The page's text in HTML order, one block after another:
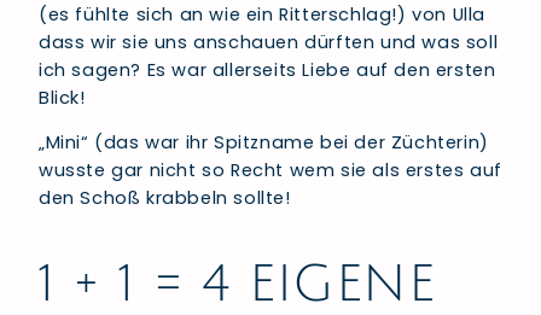
(es fühlte sich an wie ein Ritterschlag!) von Ulla
dass wir sie uns anschauen dürften und was soll
ich sagen? Es war allerseits Liebe auf den ersten
Blick!
„Mini“ (das war ihr Spitzname bei der Züchterin)
wusste gar nicht so Recht wem sie als erstes auf
den Schoß krabbeln sollte!
1 + 1 = 4 EIGENE